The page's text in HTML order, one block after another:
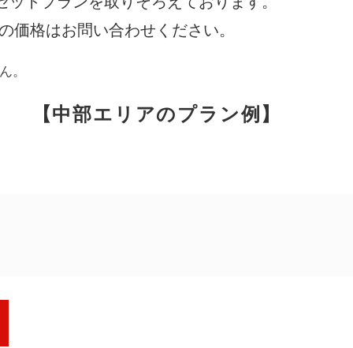
価格はお問い合わせください。
。
【中部エリアのプラン例】